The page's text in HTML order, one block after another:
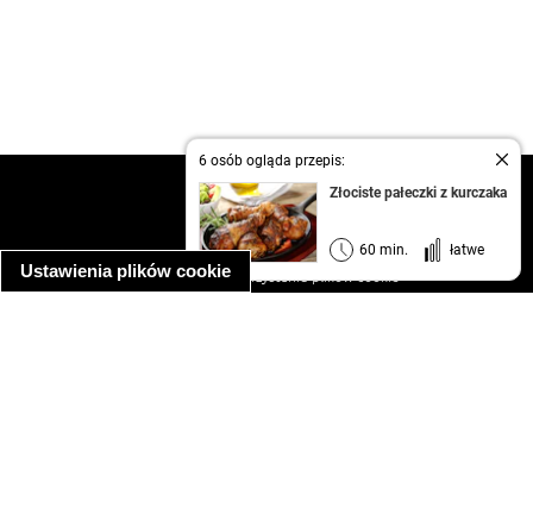
Ustawienia plików cookie
6 osób ogląda przepis:
Złociste pałeczki z kurczaka
60 min. łatwe
kontakt
regulamin
informacja o prywatności
informacja o wykorzystaniu plików cookie